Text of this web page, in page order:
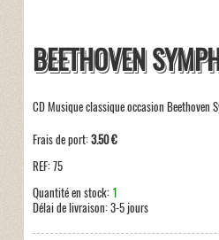
BEETHOVEN
CD Musique classique occasion Beethoven
Frais de port:3.50 €
REF:75
Quantité en stock: 1
Délai de livraison:3-5 jours